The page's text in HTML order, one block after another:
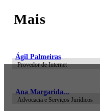
Mais
Ágil Palmeiras
Provedor de Internet
Ana Margarida...
Advocacia e Serviços Jurídicos